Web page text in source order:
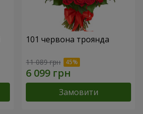
101 червона троянда
11 089 грн
Замовити